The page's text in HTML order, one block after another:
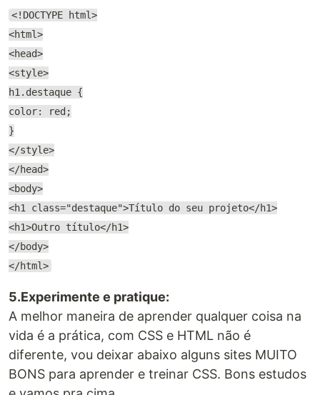
<!DOCTYPE html>
<html>
<head>
<style>
h1.destaque {
color: red;
}
</style>
</head>
<body>
<h1 class="destaque">Título do seu projeto</h1>
<h1>Outro título</h1>
</body>
</html>
5.Experimente e pratique:
A melhor maneira de aprender qualquer coisa na
vida é a prática, com CSS e HTML não é
diferente, vou deixar abaixo alguns sites MUITO
BONS para aprender e treinar CSS. Bons estudos